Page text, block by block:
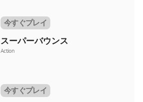
今すぐプレイ
スーパーバウンス
Action
今すぐプレイ